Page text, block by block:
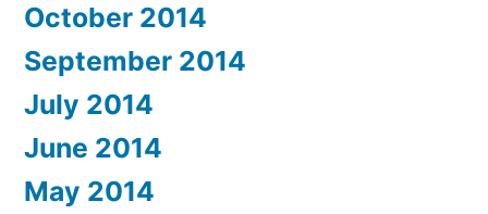
October 2014
September 2014
July 2014
June 2014
May 2014